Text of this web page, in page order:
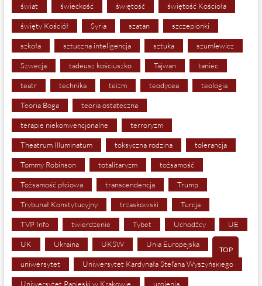
świat świeckość świętość świętość Kościoła
święty Kościół Syria szatan szczepionki
szkoła sztuczna inteligencja sztuka szumlewicz
Szwecja tadeusz kościuszko Tajwan taniec
teatr technika teizm teodycea teologia
Teoria Boga teoria ostateczna
terapie niekonwencjonalne terroryzm
Theatrum Illuminatum toksyczna rodzina tolerancja
Tommy Robinson totalitaryzm tożsamość
Tożsamość płciowa transcendencja Trump
Trybunał Konstytucyjny trzaskowski Turcja
TVP Info twierdzenie Tybet Uchodźcy UE
UK Ukraina UKSW Unia Europejska
uniwersytet Uniwersytet Kardynała Stefana Wyszyńskiego
Uniwersytet Papieski w Krakowie urojenia
TOP